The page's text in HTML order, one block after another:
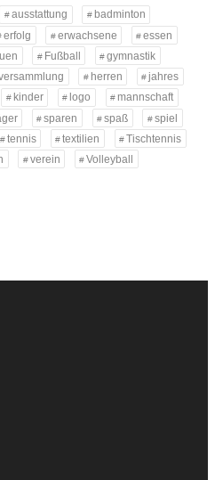
ausstattung
badminton
erfolg erwachsene
essen
Fußball
gymnastik
herren
jahres
kinder logo
mannschaft
sparen spaß
spiel
tennis textilien
Tischtennis
verein
Volleyball